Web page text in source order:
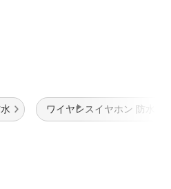
ワイヤレスイヤホン 防水